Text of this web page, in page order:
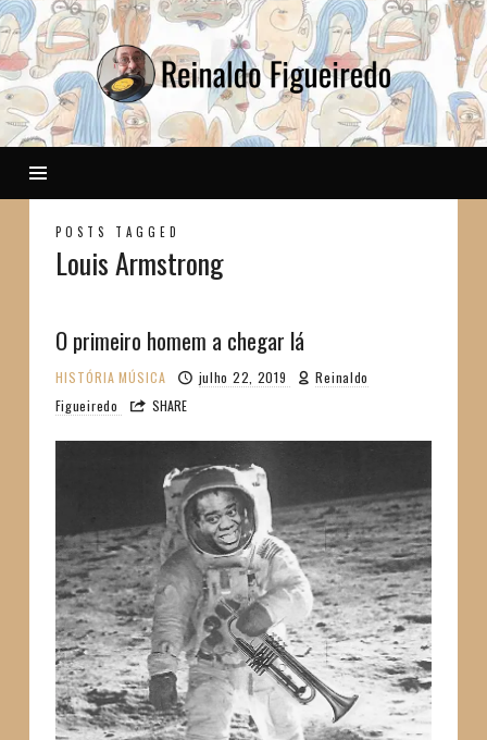
Reinaldo
POSTS TAGGED
Louis Armstrong
O primeiro homem a chegar lá
HISTÓRIA MÚSICA julho 22, 2019
Reinaldo
Figueiredo
SHARE